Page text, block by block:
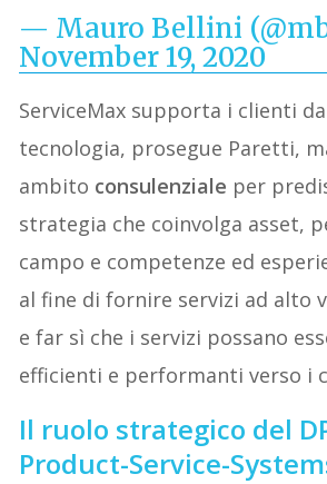
— Mauro Bellini
November 19, 2020
ServiceMax supporta i clienti
tecnologia, prosegue Paretti,
ambito consulenziale per
strategia che coinvolga asset,
campo e competenze ed
al fine di fornire servizi ad alto
e far sì che i servizi possano
efficienti e performantiverso i
Il ruolo strategico del
Product-Service-